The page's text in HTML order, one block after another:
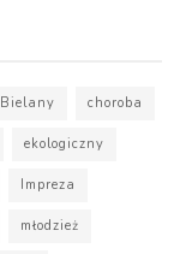
Bielany choroba
ekologiczny
Impreza
młodzież